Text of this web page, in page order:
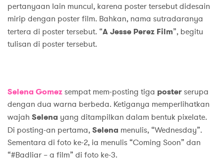
pertanyaan lain muncul, karena poster tersebut didesain
mirip dengan poster film. Bahkan, nama sutradaranya
tertera di poster tersebut. “A Jesse Perez Film”, begitu
tulisan di poster tersebut.
Selena Gomezsempat mem-posting tiga posterserupa
dengan dua warna berbeda. Ketiganya memperlihatkan
wajah Selena yang ditampilkan dalam bentuk pixelate.
Di posting-an pertama,Selena menulis, “Wednesday”.
Sementara di foto ke-2, ia menulis “Coming Soon” dan
“#Badliar – a film” di foto ke-3.